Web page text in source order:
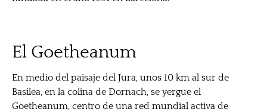
El Goetheanum
En medio del paisaje del Jura, unos 10 km al sur de
Basilea, en la colina de Dornach, se yergue el
Goetheanum, centro de una red mundial activa de